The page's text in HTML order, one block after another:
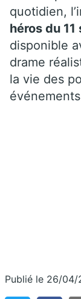
quotidien,
héros du
disponible
drame
la vie des
Publié le 26/04/